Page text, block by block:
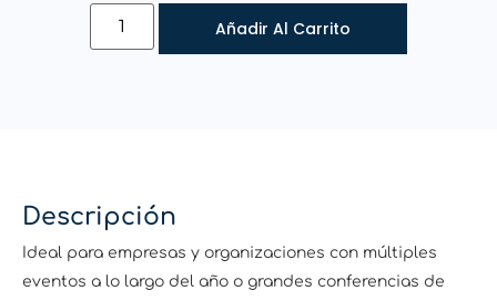
Añadir Al Carrito
Descripción
Ideal para empresas y organizaciones con múltiples
eventos a lo largo del año o grandes conferencias de